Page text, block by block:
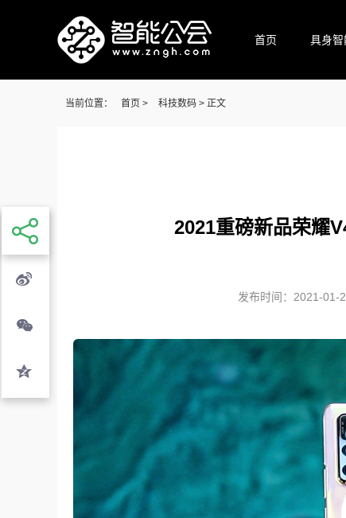
首页 具身智
当前位置： 首页 > 科技数码 > 正文
2021重磅新品荣耀
发布时间：2021-01-